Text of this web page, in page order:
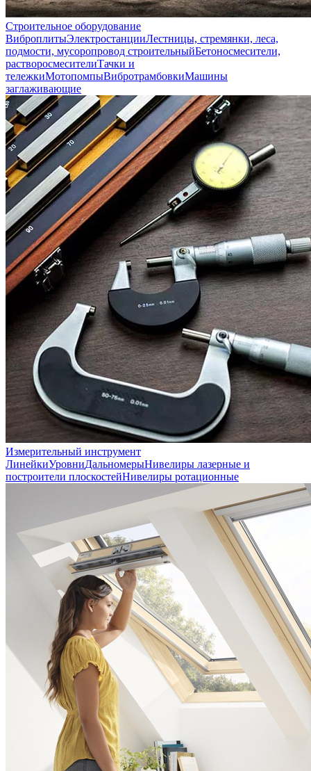
Строительное оборудование
ВиброплитыЭлектростанцииЛестницы, стремянки, леса,
подмости, мусоропровод строительныйБетоносмесители,
растворосмесителиТачки и
тележкиМотопомпыВибротрамбовкиМашины
заглаживающие
Измерительный инструмент
ЛинейкиУровниДальномерыНивелиры лазерные и
построители плоскостейНивелиры ротационные